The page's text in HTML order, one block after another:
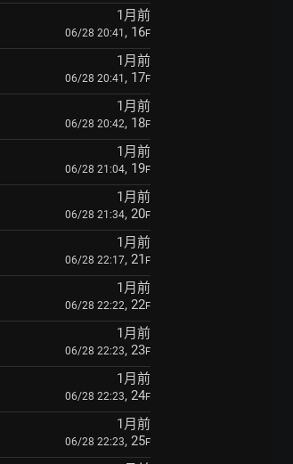
1月前
06/28 20:41 , 16F
1月前
06/28 20:41 , 17F
1月前
06/28 20:42, 18F
1月前
06/28 21:04, 19F
1月前
06/28 21:34, 20F
1月前
06/28 22:17, 21 F
1月前
06/28 22:22, 22F
1月前
06/28 22:23, 23F
1月前
06/28 22:23, 24F
1月前
06/28 22:23, 25F